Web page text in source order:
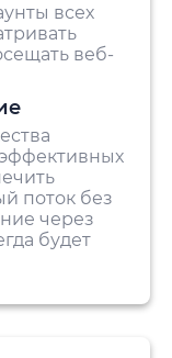
всех
веб-
поток без
через
будет